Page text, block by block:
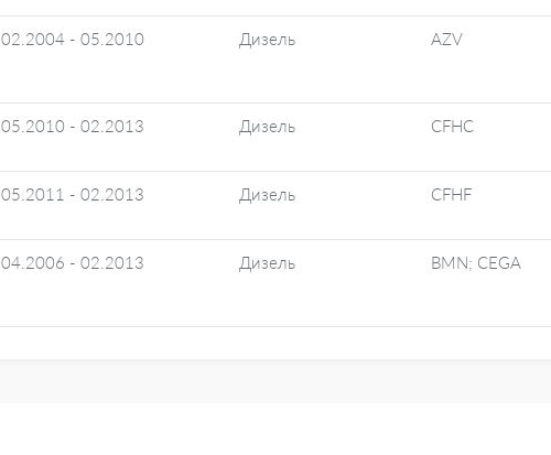
02.2004 - 05.2010 Дизель AZV
05.2010 - 02.2013 Дизель CFHC
05.2011 - 02.2013 Дизель CFHF
04.2006 - 02.2013 Дизель BMN; CEGA